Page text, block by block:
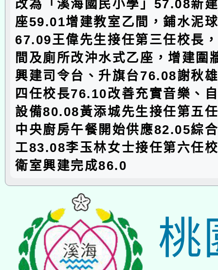
改為「溪海國民小學」57.08新
座59.01增建教室乙間，鋪水泥
67.09王偉先生接任第三任校長
間及廁所改沖水式乙座，增建圍
興建司令台、升旗台76.08謝秋
四任校長76.10改善充實音樂、
設備80.08黃添城先生接任第五
中央廚房午餐開始供應82.05綜
工83.08李玉林女士接任第六任
衛室興建完成86.0
桃